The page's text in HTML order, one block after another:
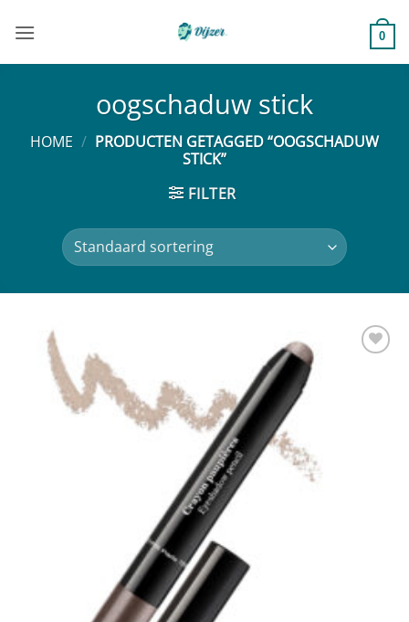
naar
0
oogschaduw stick
HOME / PRODUCTEN GETAGGED “OOGSCHADUW
STICK”
FILTER